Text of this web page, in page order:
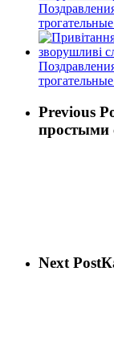
Previous
простыми
Next Post